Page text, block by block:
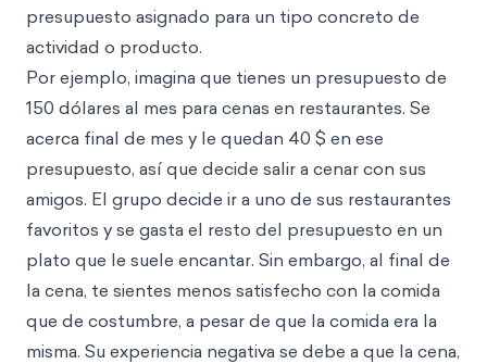
presupuesto asignado para un tipo concreto de
actividad o producto.
Por ejemplo, imagina que tienes un presupuesto de
150 dólares al mes para cenas en restaurantes. Se
acerca final de mes y le quedan 40 $ en ese
presupuesto, así que decide salir a cenar con sus
amigos. El grupo decide ir a uno de sus restaurantes
favoritos y se gasta el resto del presupuesto en un
plato que le suele encantar. Sin embargo, al final de
la cena, te sientes menos satisfecho con la comida
que de costumbre, a pesar de que la comida era la
misma. Su experiencia negativa se debe a que la cena,